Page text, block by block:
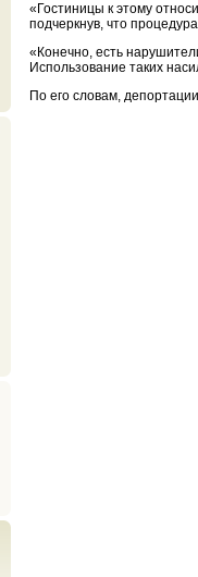
«Гостиницы к этому
подчеркнув, что
«Конечно, есть
Использование таких
По его словам,